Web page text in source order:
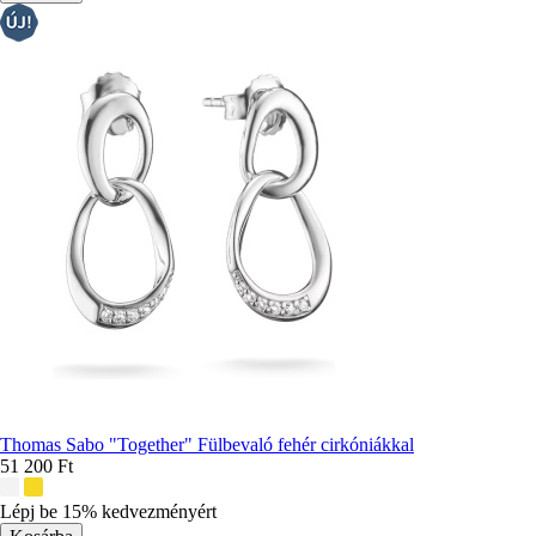
Thomas Sabo "Together" Fülbevaló fehér cirkóniákkal
51 200 Ft
színek:
Lépj be 15% kedvezményért